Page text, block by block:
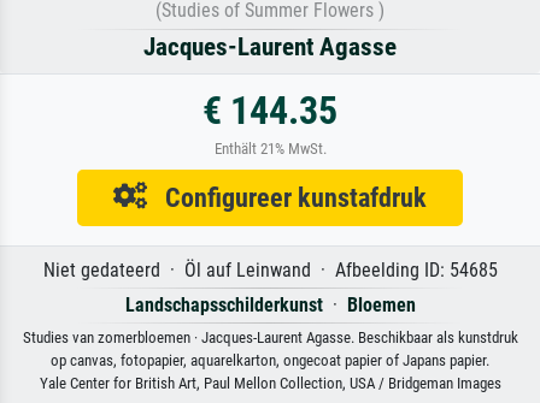
(Studies of Summer Flowers )
Jacques-Laurent Agasse
€ 144.35
Enthält 21% MwSt.
Configureer kunstafdruk
Niet gedateerd · Öl auf Leinwand · Afbeelding ID: 54685
Landschapsschilderkunst· Bloemen
Studies van zomerbloemen · Jacques-Laurent Agasse. Beschikbaar als kunstdruk
op canvas, fotopapier, aquarelkarton, ongecoat papier of Japans papier.
Yale Center for British Art, Paul Mellon Collection, USA / Bridgeman Images